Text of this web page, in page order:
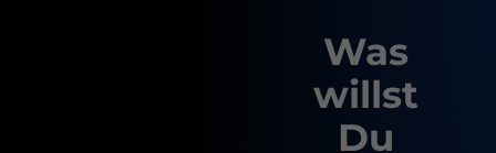
Was
willst
Du